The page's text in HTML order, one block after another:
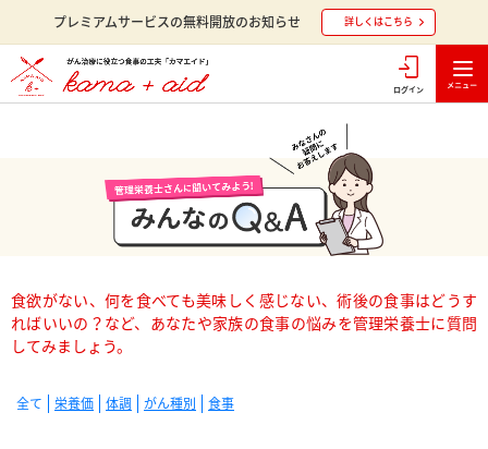
プレミアムサービスの無料開放のお知らせ 詳しくはこちら
ログイン
食欲がない、何を食べても美味しく感じない、術後の食事はどうす
ればいいの？など、あなたや家族の食事の悩みを管理栄養士に質問
してみましょう。
全て 栄養価 体調 がん種別 食事